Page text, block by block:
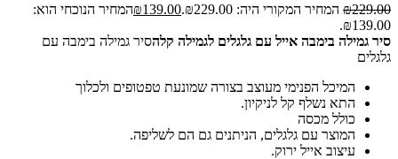
₪229.00 המחיר המקורי היה: ₪229.00. ₪139.00
המחיר הנוכחי הוא:
₪139.00.
סיר גמילה בימבה אייל עם גלגלים לגמילה קלהסיר גמילה בימבה עם
גלגלים
המיכל הפנימי מעוצב בצורה שמונעת טפטופים ולכלוך
התא נשלף קל לניקיון.
כולל מכסה
המוצר עם גלגלים, הניתנים גם הם לשליפה.
עיצוב אייל ירוק.